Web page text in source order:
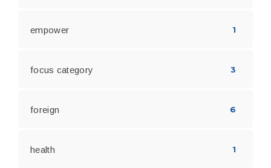
empower 1
focus category 3
foreign 6
health 1